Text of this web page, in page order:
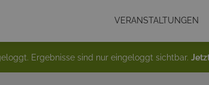
VERANSTALTUNGEN
Ergebnisse sind nur eingeloggt sichtbar.